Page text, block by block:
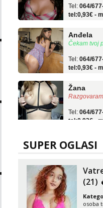
tel:0,93€ -
Čekam tvoj
tel:0,93€ -
Razgovaram
tel:0,93€ -
Ivančica
Čekam tvoj
Tel:
tel:0,93€ -
Čekam tvoj
SUPER OGLASI
(21)
osoba